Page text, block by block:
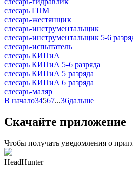
слесарь ГПМ
слесарь-жестянщик
слесарь-инструментальщик
слесарь-инструментальщик 5-6
слесарь-испытатель
слесарь КИПиА
слесарь КИПиА 5-6 разряда
слесарь КИПиА 5 разряда
слесарь КИПиА 6 разряда
слесарь-маляр
В начало34567...36дальше
Скачайте приложение
Чтобы получать уведомления о
HeadHunter